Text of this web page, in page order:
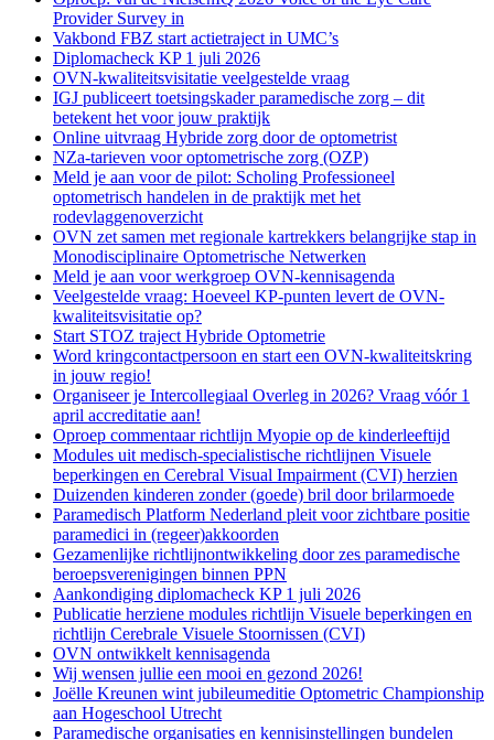
Provider Survey in
Vakbond FBZ start actietraject in UMC’s
Diplomacheck KP 1 juli 2026
OVN-kwaliteitsvisitatie veelgestelde vraag
IGJ publiceert toetsingskader paramedische zorg – dit
betekent het voor jouw praktijk
Online uitvraag Hybride zorg door de optometrist
NZa-tarieven voor optometrische zorg (OZP)
Meld je aan voor de pilot: Scholing Professioneel
optometrisch handelen in de praktijk met het
rodevlaggenoverzicht
OVN zet samen met regionale kartrekkers belangrijke stap in
Monodisciplinaire Optometrische Netwerken
Meld je aan voor werkgroep OVN-kennisagenda
Veelgestelde vraag: Hoeveel KP-punten levert de OVN-
kwaliteitsvisitatie op?
Start STOZ traject Hybride Optometrie
Word kringcontactpersoon en start een OVN-kwaliteitskring
in jouw regio!
Organiseer je Intercollegiaal Overleg in 2026? Vraag vóór 1
april accreditatie aan!
Oproep commentaar richtlijn Myopie op de kinderleeftijd
Modules uit medisch-specialistische richtlijnen Visuele
beperkingen en Cerebral Visual Impairment (CVI) herzien
Duizenden kinderen zonder (goede) bril door brilarmoede
Paramedisch Platform Nederland pleit voor zichtbare positie
paramedici in (regeer)akkoorden
Gezamenlijke richtlijnontwikkeling door zes paramedische
beroepsverenigingen binnen PPN
Aankondiging diplomacheck KP 1 juli 2026
Publicatie herziene modules richtlijn Visuele beperkingen en
richtlijn Cerebrale Visuele Stoornissen (CVI)
OVN ontwikkelt kennisagenda
Wij wensen jullie een mooi en gezond 2026!
Joëlle Kreunen wint jubileumeditie Optometric Championship
aan Hogeschool Utrecht
Paramedische organisaties en kennisinstellingen bundelen